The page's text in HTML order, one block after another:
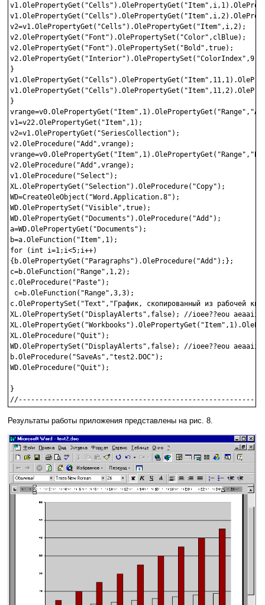
v2=v1.OlePropertyGet("Cells").OlePropertyGet("Item",i,2);
v2.OlePropertyGet("Font").OlePropertySet("Color",clBlue);
v2.OlePropertyGet("Font").OlePropertySet("Bold",true);
v2.OlePropertyGet("Interior").OlePropertySet("ColorIndex",9-
}
}
v1=v22.OlePropertyGet("Item",1);
v2=v1.OlePropertyGet("SeriesCollection");
v2.OleProcedure("Add",vrange);
v2.OleProcedure("Add",vrange);
v1.OleProcedure("Select");
XL.OlePropertyGet("Selection").OleProcedure("Copy");
WD=CreateOleObject("Word.Application.8");
WD.OlePropertySet("Visible",true);
WD.OlePropertyGet("Documents").OleProcedure("Add");
a=WD.OlePropertyGet("Documents");
b=a.OleFunction("Item",1);
for (int i=1;i<5;i++)
{b.OlePropertyGet("Paragraphs").OleProcedure("Add");};
c=b.OleFunction("Range",1,2);
c.OleProcedure("Paste");
c=b.OleFunction("Range",3,3);
c.OlePropertySet("Text","График, скопированный из рабочей
XL.OlePropertySet("DisplayAlerts",false); //ioee??eou
XL.OleProcedure("Quit");
WD.OlePropertySet("DisplayAlerts",false); //ioee??eou
b.OleProcedure("SaveAs","test2.DOC");
WD.OleProcedure("Quit");
}
Результаты работы приложения представлены на рис. 8.